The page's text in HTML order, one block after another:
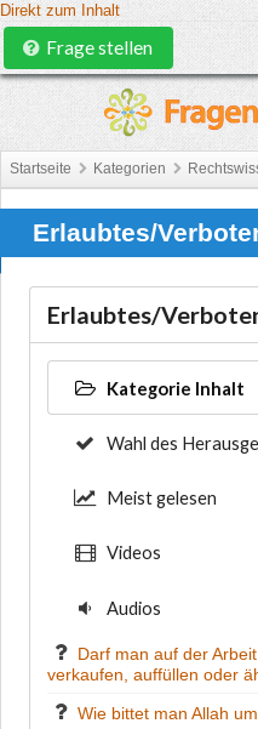
Direkt zum Inhalt
Frage stellen
Startseite Kategorien
Erlaubtes/
Erlaubtes/
Kategorie Inhalt
Wahl des
Meist gelesen
Videos
Audios
Darf man auf der
verkaufen, auffüllen oder
Wie bittet man Allah